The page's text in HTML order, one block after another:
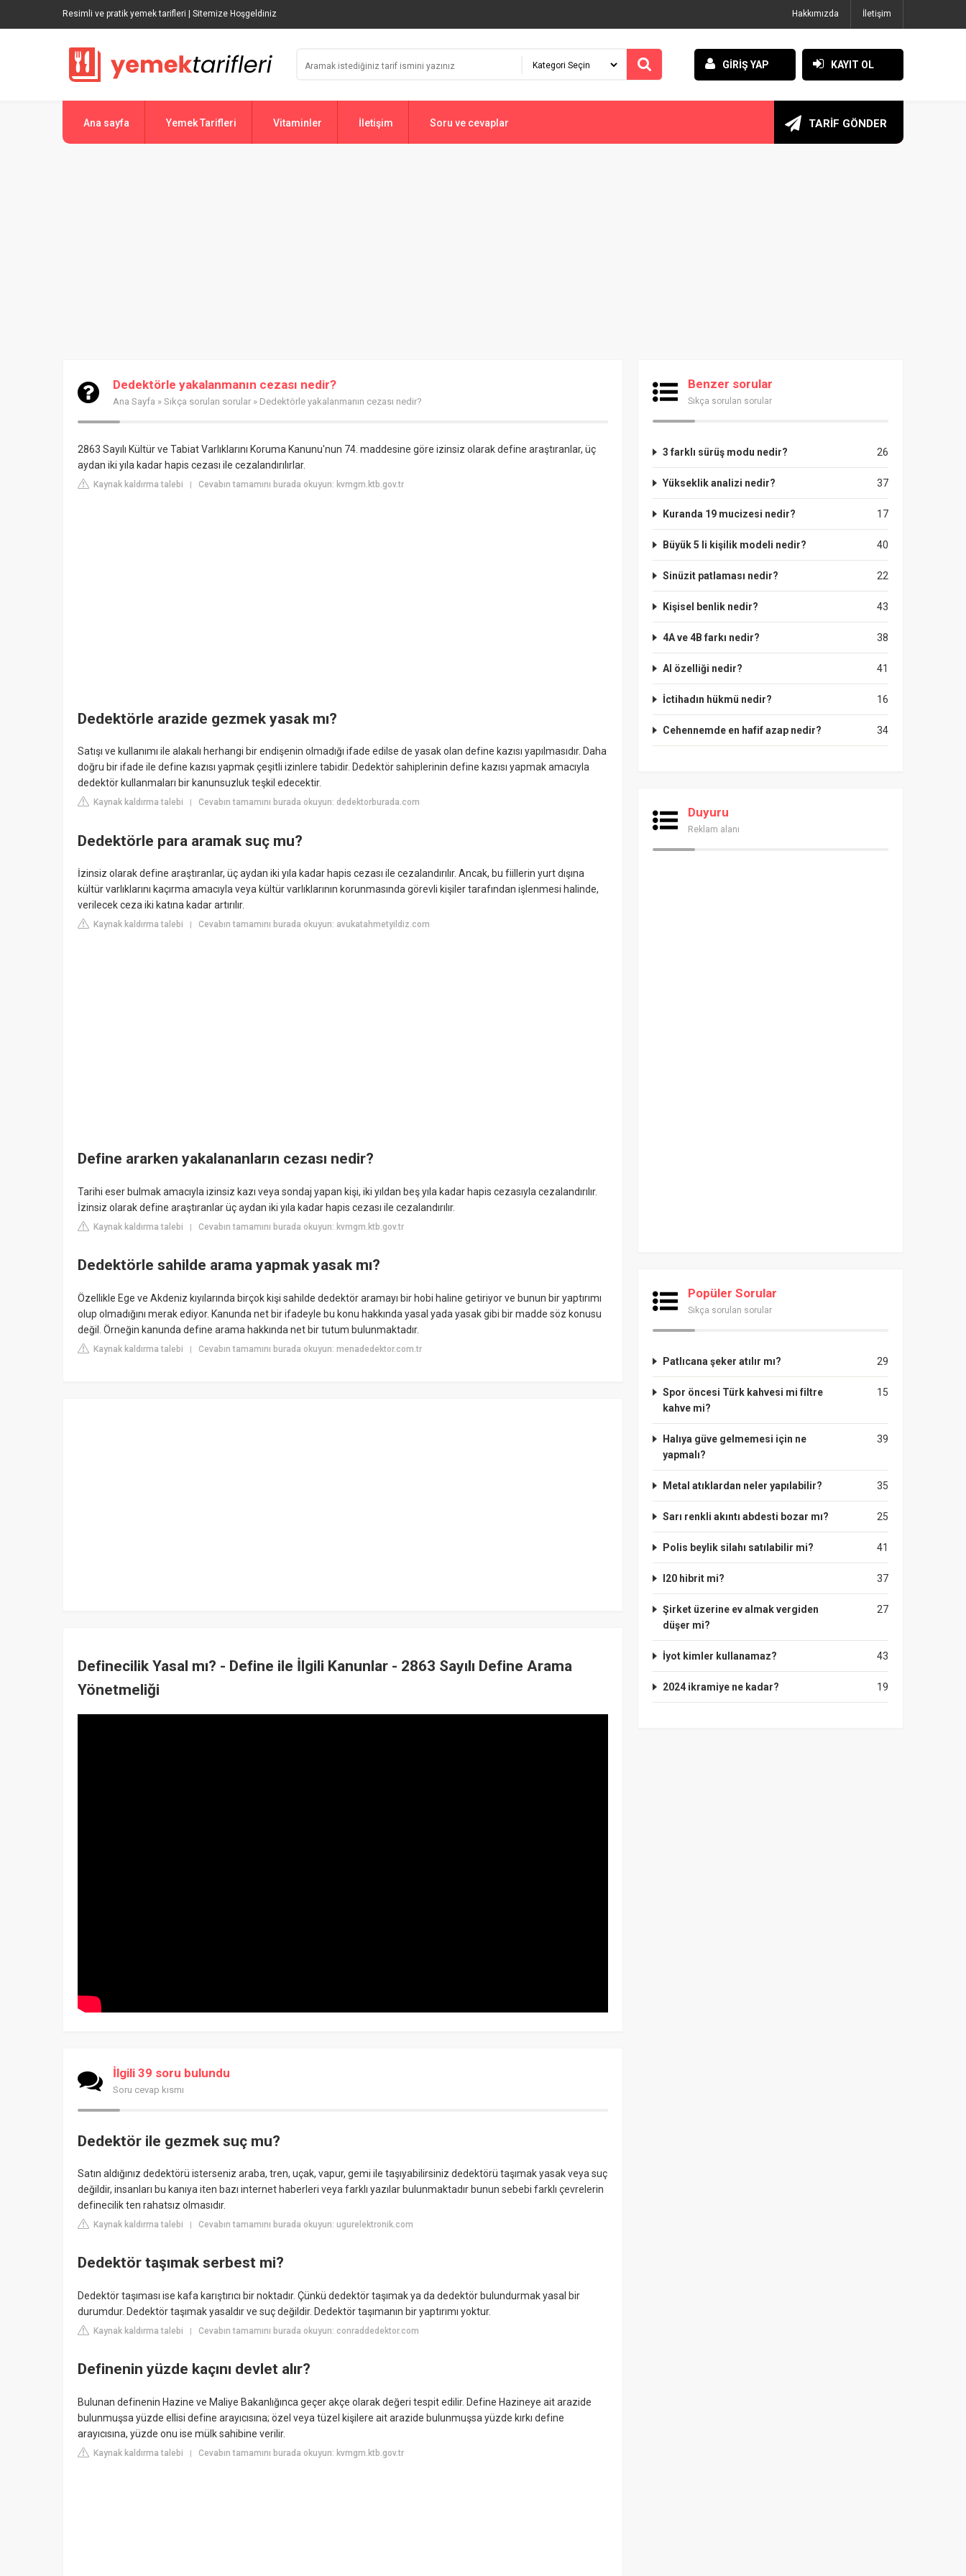
Resimli ve pratik yemek tarifleri | Sitemize Hoşgeldiniz Hakkımızda İletişim
GİRİŞ YAP KAYIT OL
Ana sayfa Yemek Tarifleri Vitaminler İletişim Soru ve cevaplar TARİF GÖNDER
Dedektörle yakalanmanın cezası nedir?
Ana Sayfa » Sıkça sorulan sorular » Dedektörle yakalanmanın cezası nedir?
2863 Sayılı Kültür ve Tabiat Varlıklarını Koruma Kanunu'nun 74. maddesine göre izinsiz olarak define araştıranlar, üç
aydan iki yıla kadar hapis cezası ile cezalandırılırlar.
Kaynak kaldırma talebi | Cevabın tamamını burada okuyun: kvmgm.ktb.gov.tr
Dedektörle arazide gezmek yasak mı?
Satışı ve kullanımı ile alakalı herhangi bir endişenin olmadığı ifade edilse de yasak olan define kazısı yapılmasıdır. Daha
doğru bir ifade ile define kazısı yapmak çeşitli izinlere tabidir. Dedektör sahiplerinin define kazısı yapmak amacıyla
dedektör kullanmaları bir kanunsuzluk teşkil edecektir.
Kaynak kaldırma talebi Cevabın tamamını burada okuyun: dedektorburada.com
Dedektörle para aramak suç mu?
İzinsiz olarak define araştıranlar, üç aydan iki yıla kadar hapis cezası ile cezalandırılır. Ancak, bu fiillerin yurt dışına
kültür varlıklarını kaçırma amacıyla veya kültür varlıklarının korunmasında görevli kişiler tarafından işlenmesi halinde,
verilecek ceza iki katına kadar artırılır.
Kaynak kaldırma talebi Cevabın tamamını burada okuyun: avukatahmetyildiz.com
Define ararken yakalananların cezası nedir?
Tarihi eser bulmak amacıyla izinsiz kazı veya sondaj yapan kişi, iki yıldan beş yıla kadar hapis cezasıyla cezalandırılır.
İzinsiz olarak define araştıranlar üç aydan iki yıla kadar hapis cezası ile cezalandırılır.
Kaynak kaldırma talebi | Cevabın tamamını burada okuyun: kvmgm.ktb.gov.tr
Dedektörle sahilde arama yapmak yasak mı?
Özellikle Ege ve Akdeniz kıyılarında birçok kişi sahilde dedektör aramayı bir hobi haline getiriyor ve bunun bir yaptırımı
olup olmadığını merak ediyor. Kanunda net bir ifadeyle bu konu hakkında yasal yada yasak gibi bir madde söz konusu
değil. Örneğin kanunda define arama hakkında net bir tutum bulunmaktadır.
Kaynak kaldırma talebi | Cevabın tamamını burada okuyun: menadedektor.com.tr
Definecilik Yasal mı? - Define ile İlgili Kanunlar - 2863 Sayılı Define Arama
Yönetmeliği
İlgili 39 soru bulundu
Soru cevap kısmı
Dedektör ile gezmek suç mu?
Satın aldığınız dedektörü isterseniz araba, tren, uçak, vapur, gemi ile taşıyabilirsiniz dedektörü taşımak yasak veya suç
değildir, insanları bu kanıya iten bazı internet haberleri veya farklı yazılar bulunmaktadır bunun sebebi farklı çevrelerin
definecilik ten rahatsız olmasıdır.
Kaynak kaldırma talebi | Cevabın tamamını burada okuyun: ugurelektronik.com
Dedektör taşımak serbest mi?
Dedektör taşıması ise kafa karıştırıcı bir noktadır. Çünkü dedektör taşımak ya da dedektör bulundurmak yasal bir
durumdur. Dedektör taşımak yasaldır ve suç değildir. Dedektör taşımanın bir yaptırımı yoktur.
Kaynak kaldırma talebi | Cevabın tamamını burada okuyun: conraddedektor.com
Definenin yüzde kaçını devlet alır?
Bulunan definenin Hazine ve Maliye Bakanlığınca geçer akçe olarak değeri tespit edilir. Define Hazineye ait arazide
bulunmuşsa yüzde ellisi define arayıcısına; özel veya tüzel kişilere ait arazide bulunmuşsa yüzde kırkı define
arayıcısına, yüzde onu ise mülk sahibine verilir.
Kaynak kaldırma talebi | Cevabın tamamını burada okuyun: kvmgm.ktb.gov.tr
Benzer sorular
Sıkça sorulan sorular
26
3 farklı sürüş modu nedir?
37
Yükseklik analizi nedir?
17
Kuranda 19 mucizesi nedir?
40
Büyük 5 li kişilik modeli nedir?
22
Sinüzit patlaması nedir?
43
Kişisel benlik nedir?
38
4A ve 4B farkı nedir?
41
Al özelliği nedir?
16
İctihadın hükmü nedir?
34
Cehennemde en hafif azap nedir?
Duyuru
Reklam alanı
Popüler Sorular
Sıkça sorulan sorular
29
Patlıcana şeker atılır mı?
15
Spor öncesi Türk kahvesi mi filtre
kahve mi?
39
Halıya güve gelmemesi için ne
yapmalı?
35
Metal atıklardan neler yapılabilir?
25
Sarı renkli akıntı abdesti bozar mı?
41
Polis beylik silahı satılabilir mi?
37
I20 hibrit mi?
27
Şirket üzerine ev almak vergiden
düşer mi?
43
İyot kimler kullanamaz?
19
2024 ikramiye ne kadar?